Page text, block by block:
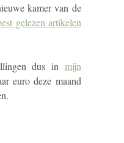
kamer van de
gelezen artikelen
dus in mijn
euro deze maand